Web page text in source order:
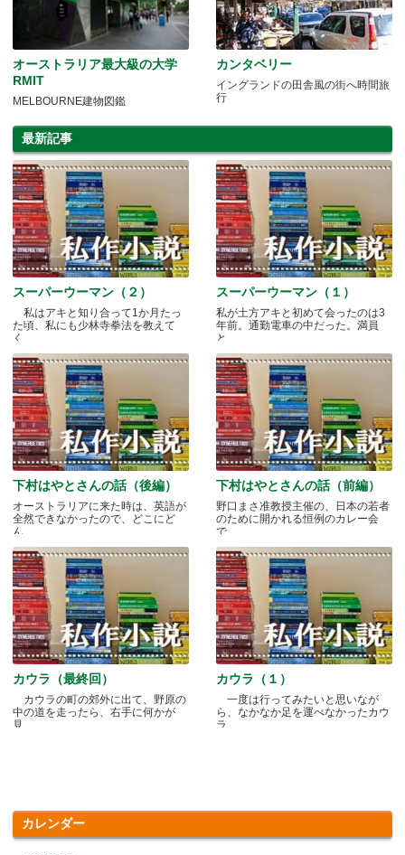
オーストラリア最大級の大学
RMIT
MELBOURNE建物図鑑
カンタベリー
イングランドの田舎風の街へ時間旅
行
最新記事
スーパーウーマン（２）
私はアキと知り合って1か月たっ
た頃、私にも少林寺拳法を教えて
く.....
スーパーウーマン（１）
私が土方アキと初めて会ったのは3
年前。通勤電車の中だった。満員
と.....
下村はやとさんの話（後編）
オーストラリアに来た時は、英語が
全然できなかったので、どこにど
ん.....
下村はやとさんの話（前編）
野口まさ准教授主催の、日本の若者
のために開かれる恒例のカレー会
で.....
カウラ（最終回）
カウラの町の郊外に出て、野原の
中の道を走ったら、右手に何かが
見.....
カウラ（１）
一度は行ってみたいと思いなが
ら、なかなか足を運べなかったカウ
ラ.....
カレンダー